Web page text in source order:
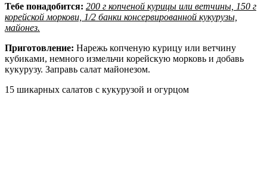
Тебе понадобится: 200 г копченой курицы или ветчины, 150 г
корейской моркови, 1/2 банки консервированной кукурузы,
майонез.
Приготовление: Нарежь копченую курицу или ветчину
кубиками, немного измельчи корейскую морковь и добавь
кукурузу. Заправь салат майонезом.
15 шикарных салатов с кукурузой и огурцом